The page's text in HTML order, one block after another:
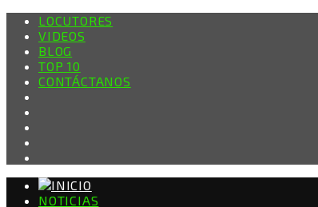
LOCUTORES
VIDEOS
BLOG
TOP 10
CONTÁCTANOS
NOTICIAS